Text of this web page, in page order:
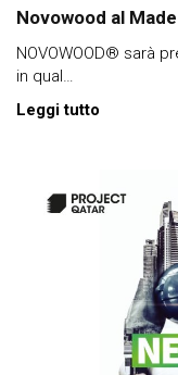
Novowood al
NOVOWOOD® sarà
in qual…
Leggi tutto